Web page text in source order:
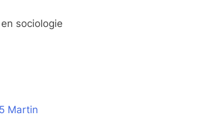
sociologie
Martin